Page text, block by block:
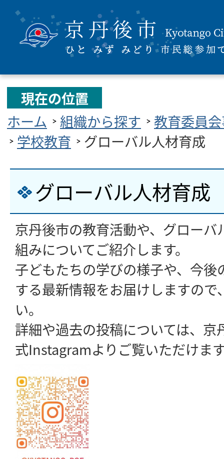
現在の位置
ホーム
組織から探す
教育委員
学校教育
グローバル人材育成
グローバル人材育成
京丹後市の教育活動や、グローバ
組みについてご紹介します。
子どもたちの学びの様子や、今後
する最新情報をお届けしますの
い。
詳細や過去の投稿については、京
式Instagramよりご覧いただけま